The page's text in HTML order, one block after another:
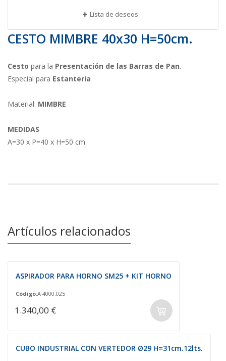
Lista de deseos
CESTO MIMBRE 40x30 H=50cm.
Cesto para la Presentación de las Barras de Pan.
Especial para Estanteria
Material: MIMBRE
MEDIDAS
A=30 x P=40 x H=50 cm.
Artículos relacionados
ASPIRADOR PARA HORNO SM25 + KIT HORNO
Código:A 4000.025
1.340,00 €
CUBO INDUSTRIAL CON VERTEDOR Ø29 H=31cm.12lts.